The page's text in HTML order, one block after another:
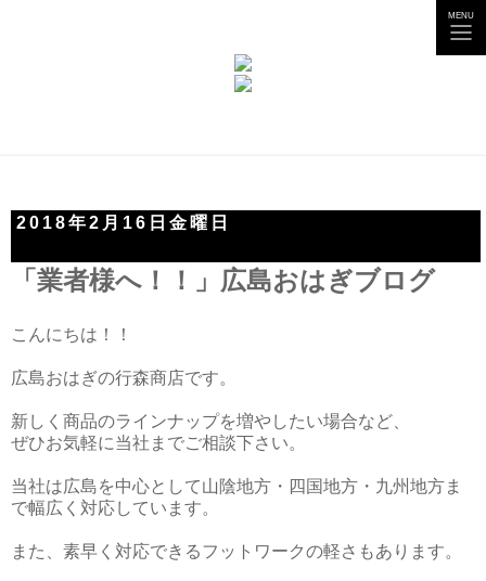
MENU
2018年2月16日金曜日
「業者様へ！！」広島おはぎブログ
こんにちは！！
広島おはぎの行森商店です。
新しく商品のラインナップを増やしたい場合など、
ぜひお気軽に当社までご相談下さい。
当社は広島を中心として山陰地方・四国地方・九州地方ま
で幅広く対応しています。
また、素早く対応できるフットワークの軽さもあります。